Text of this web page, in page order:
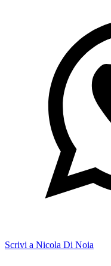
Scrivi a Nicola Di Noia